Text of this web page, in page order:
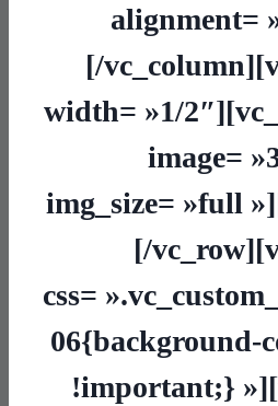
alignment=
[/
width= »1/
image=
img_size= »full
[/
css=
06{background-
!important;}